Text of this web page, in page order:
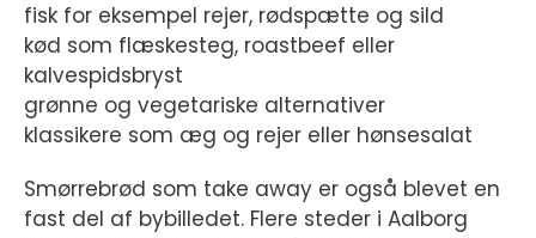
fisk for eksempel rejer, rødspætte og sild
kød som flæskesteg, roastbeef eller
kalvespidsbryst
grønne og vegetariske alternativer
klassikere som æg og rejer eller hønsesalat
Smørrebrød som take away er også blevet en
fast del af bybilledet. Flere steder i Aalborg